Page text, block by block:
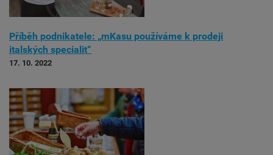
Příběh podnikatele: „mKasu používáme k prodeji
italských specialit“
17. 10. 2022